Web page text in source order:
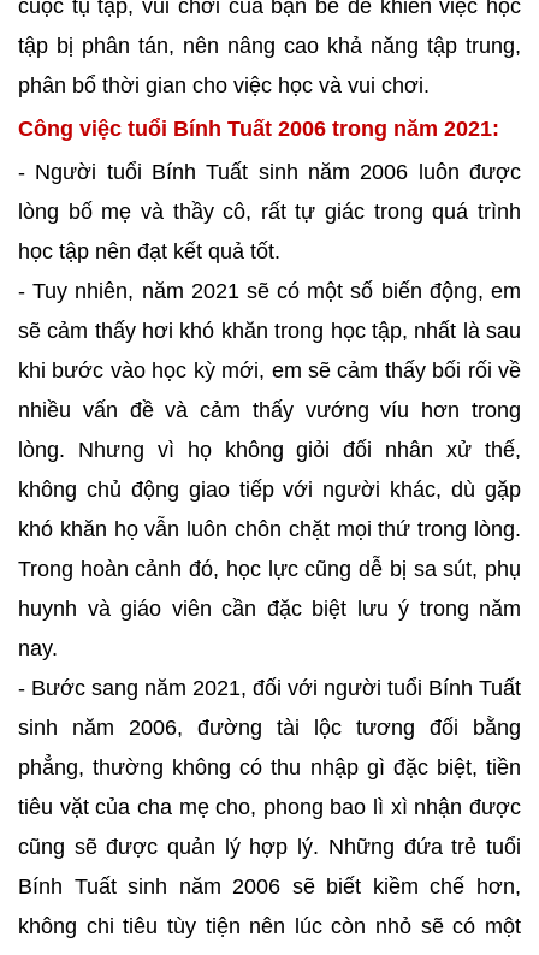
cuộc tụ tập, vui chơi của bạn bè dễ khiến việc học
tập bị phân tán, nên nâng cao khả năng tập trung,
phân bổ thời gian cho việc học và vui chơi.
Công việc tuổi Bính Tuất 2006 trong năm 2021:
- Người tuổi Bính Tuất sinh năm 2006 luôn được
lòng bố mẹ và thầy cô, rất tự giác trong quá trình
học tập nên đạt kết quả tốt.
- Tuy nhiên, năm 2021 sẽ có một số biến động, em
sẽ cảm thấy hơi khó khăn trong học tập, nhất là sau
khi bước vào học kỳ mới, em sẽ cảm thấy bối rối về
nhiều vấn đề và cảm thấy vướng víu hơn trong
lòng. Nhưng vì họ không giỏi đối nhân xử thế,
không chủ động giao tiếp với người khác, dù gặp
khó khăn họ vẫn luôn chôn chặt mọi thứ trong lòng.
Trong hoàn cảnh đó, học lực cũng dễ bị sa sút, phụ
huynh và giáo viên cần đặc biệt lưu ý trong năm
nay.
- Bước sang năm 2021, đối với người tuổi Bính Tuất
sinh năm 2006, đường tài lộc tương đối bằng
phẳng, thường không có thu nhập gì đặc biệt, tiền
tiêu vặt của cha mẹ cho, phong bao lì xì nhận được
cũng sẽ được quản lý hợp lý. Những đứa trẻ tuổi
Bính Tuất sinh năm 2006 sẽ biết kiềm chế hơn,
không chi tiêu tùy tiện nên lúc còn nhỏ sẽ có một